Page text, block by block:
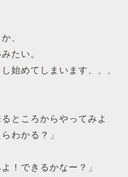
、
たい。
始めてしまいます、、、
ところからやってみよ
わかる？」
！できるかなー？」